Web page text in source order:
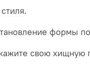
формы
свою хищную